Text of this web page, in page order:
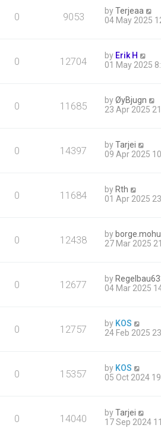
0 9053 byTerjeaa
04 May 2025
0 12704 by Erik H
01 May 2025
0 11685 byØyBjugn
23 Apr 2025
0 14397 byTarjei
09 Apr 2025
0 11684 by Rth
01 Apr 2025
0 12438 by
27 Mar 2025
0 12677 by
04 Mar 2025
0 12757 by KOS
24 Feb 2025
0 15357 by KOS
05 Oct 2024
0 14040 byTarjei
17 Sep 2024